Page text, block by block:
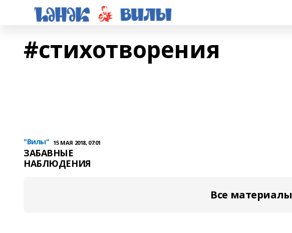
#стихотворения
"Вилы" 15 МАЯ 2018, 07:01
ЗАБАВНЫЕ
НАБЛЮДЕНИЯ
Все материалы